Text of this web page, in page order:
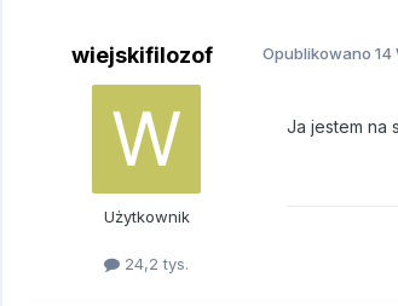
wiejskifilozof
Użytkownik
24,2 tys.
Opublikowano 14
Ja jestem na